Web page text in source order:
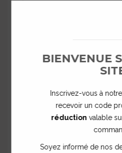
PRÉNOM ET ANNÉE
BIENVENUE
Inscrivez-vous à
recevoir un code
réduction valable
Soyez informé de nos